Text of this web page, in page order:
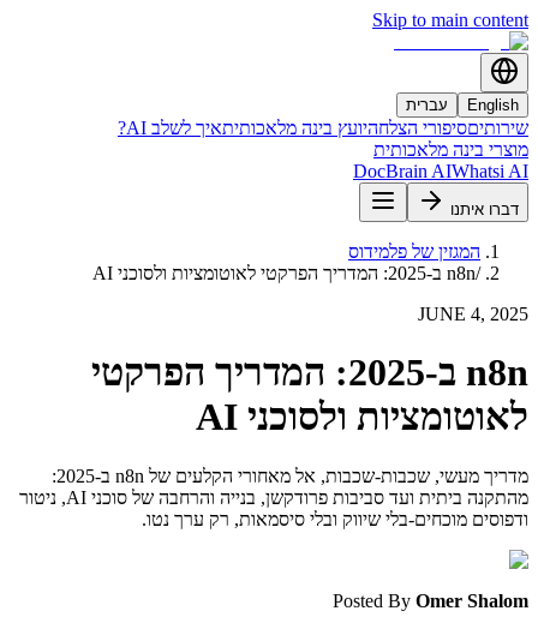
Skip to main content
English עברית
שירותיםסיפורי הצלחהיועץ בינה מלאכותיתאיך לשלב AI?
מוצרי בינה מלאכותית
DocBrain AIWhatsi AI
דברו איתנו
המגזין של פלמידוס
/n8n ב-2025: המדריך הפרקטי לאוטומציות ולסוכני AI
JUNE 4, 2025
n8n ב-2025: המדריך הפרקטי
לאוטומציות ולסוכני AI
מדריך מעשי, שכבות-שכבות, אל מאחורי הקלעים של n8n ב-2025:
מהתקנה ביתית ועד סביבות פרודקשן, בנייה והרחבה של סוכני AI, ניטור
ודפוסים מוכחים-בלי שיווק ובלי סיסמאות, רק ערך נטו.
Posted By Omer Shalom